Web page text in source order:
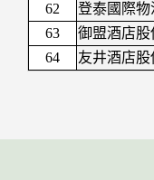
62
登泰國際物
63
御盟酒店股
64
友井酒店股